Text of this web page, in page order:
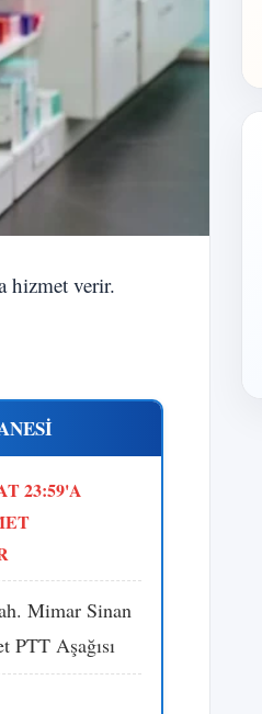
hizmet verir.
23:59'A
Mimar Sinan
PTT Aşağısı